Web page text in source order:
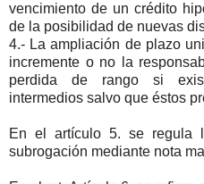
vencimiento de un crédito
de la posibilidad de nuevas
4.- La ampliación de plazo
incremente o no la
perdida de rango si
intermedios salvo que éstos
En el artículo 5. se regula
subrogación mediante nota